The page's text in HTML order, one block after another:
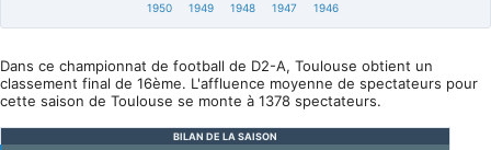
1950
1949 1948 1947 1946
Dans ce championnat de football de D2-A, Toulouse obtient un
classement final de 16ème. L'affluence moyenne de spectateurs pour
cette saison de Toulouse se monte à 1378 spectateurs.
BILAN DE LA SAISON